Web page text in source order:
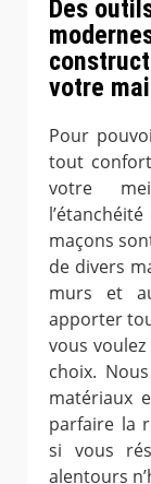
Des
votre
Pour
tout
votre
maçons
de divers
murs et
apporter
vous
choix.
matériaux
parfaire la
si vous
alentours